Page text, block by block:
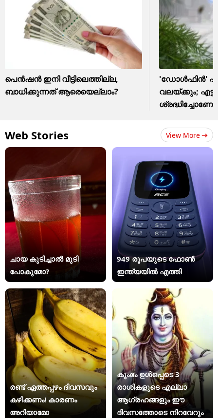
പെൻഷൻ ഇനി വീട്ടിലെത്തില്ല,
ബാധിക്കുന്നത് ആരെയെല്ലാം?
'ഡോൾഫിൻ'
വലയ്ക്കും; എട്ട്
ശ്രദ്ധിച്ചോണേ
Web Stories View More
ചായ കുടിച്ചാൽ മുടി
പോകുമോ?
949 രൂപയുടെ ഫോൺ
ഇന്ത്യയിൽ എത്തി
രണ്ട് ഏത്തപ്പഴം ദിവസവും
കഴിക്കണം! കാരണം
അറിയാമോ
കുംഭം ഉൾപ്പെടെ 3
രാശികളുടെ എല്ലാ
ആഗ്രഹങ്ങളും ഈ
ദിവസത്തോടെ നിറവേറും